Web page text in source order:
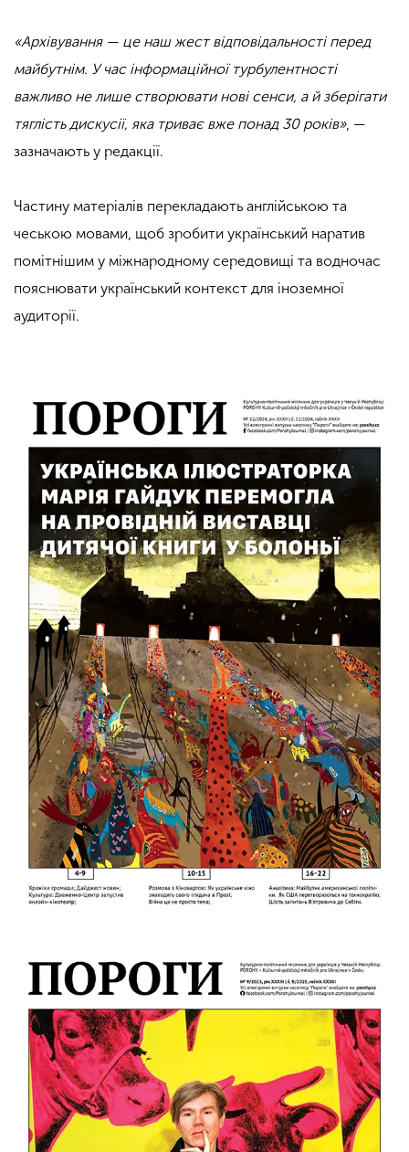
«Архівування — це наш жест відповідальності перед
майбутнім. У час інформаційної турбулентності
важливо не лише створювати нові сенси, а й зберігати
тяглість дискусії, яка триває вже понад 30 років», —
зазначають у редакції.
Частину матеріалів перекладають англійською та
чеською мовами, щоб зробити український наратив
помітнішим у міжнародному середовищі та водночас
пояснювати український контекст для іноземної
аудиторії.